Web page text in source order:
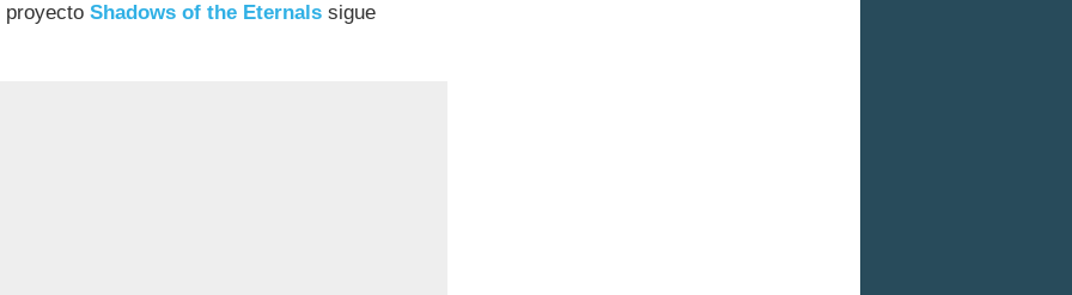
proyecto Shadows of the Eternals sigue